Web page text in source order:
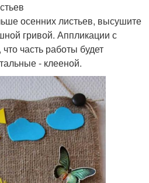
осенних листьев, высушите
гривой. Аппликации с
часть работы будет
- клееной.